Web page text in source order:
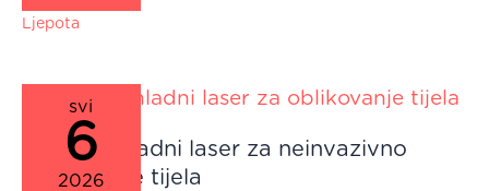
Ljepota
svi
6
2026
Emerald hladni laser za neinvazivno
oblikovanje tijela